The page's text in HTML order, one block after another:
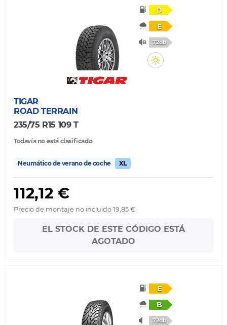
D
E
72db
TIGAR
ROAD TERRAIN
235/75 R15 109 T
Todavía no está clasificado
Neumático de verano de coche XL
112,12 €
Precio de montaje no incluido 19,85 €
EL STOCK DE ESTE CÓDIGO ESTÁ
AGOTADO
E
B
72db